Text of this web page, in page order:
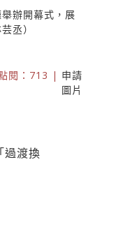
辦開幕式，展
丞）
閱：713 | 申請
圖片
過渡換